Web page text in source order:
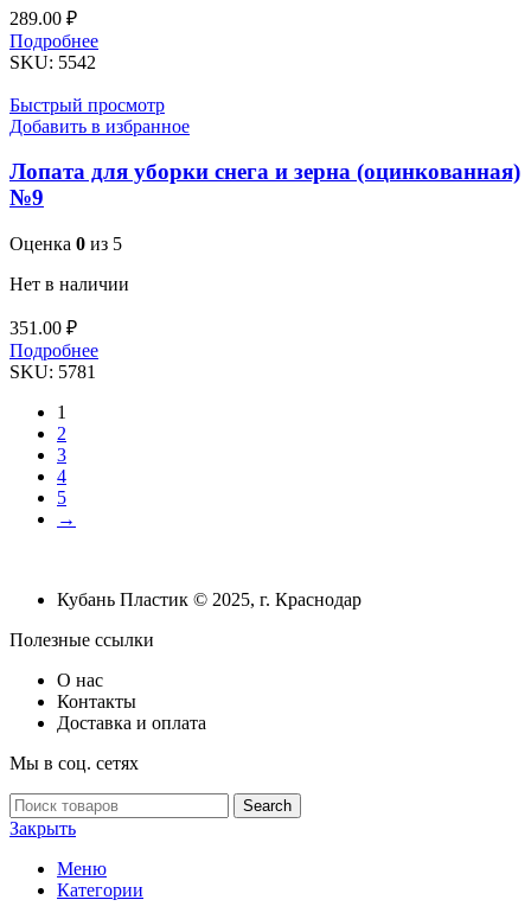
289.00 ₽
Подробнее
SKU: 5542
Быстрый просмотр
Добавить в избранное
Лопата для уборки снега и зерна (оцинкованная)
№9
Оценка 0 из 5
Нет в наличии
351.00 ₽
Подробнее
SKU: 5781
1
2
3
4
5
→
Кубань Пластик © 2025, г. Краснодар
Полезные ссылки
О нас
Контакты
Доставка и оплата
Мы в соц. сетях
Search
Закрыть
Меню
Категории